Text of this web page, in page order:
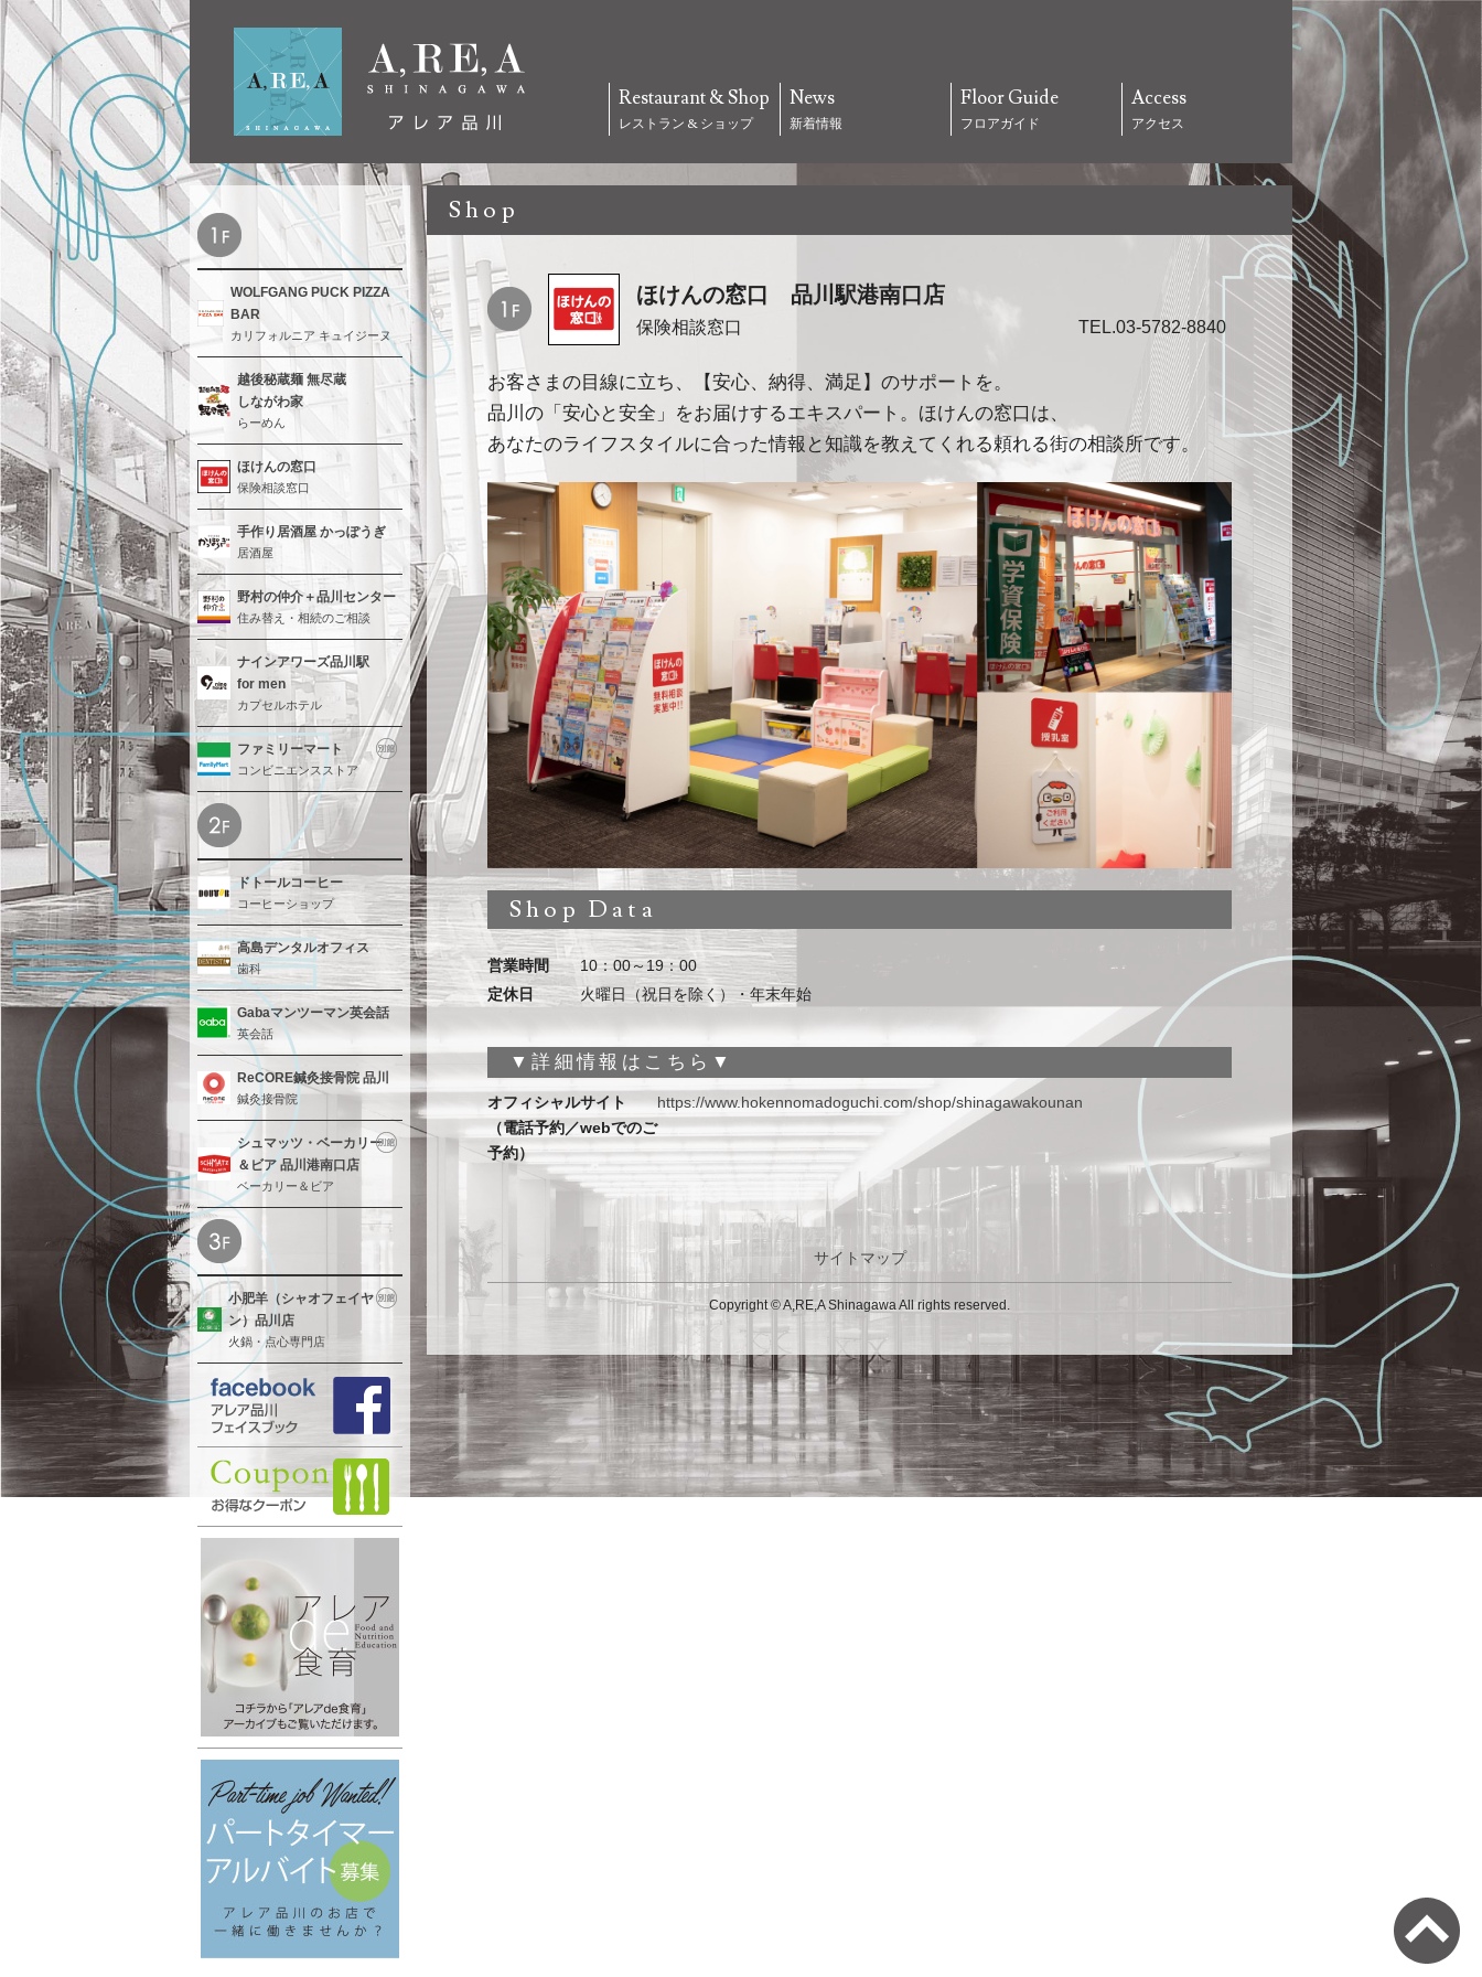
Restaurant & Shop
レストラン & ショップ
News
新着情報
Floor Guide
フロアガイド
Access
アクセス
Shop
ほけんの窓口 品川駅港南口店
保険相談窓口 TEL.03-5782-8840
お客さまの目線に立ち、【安心、納得、満足】のサポートを。
品川の「安心と安全」をお届けするエキスパート。ほけんの窓口は、
あなたのライフスタイルに合った情報と知識を教えてくれる頼れる街の相談所です。
Shop Data
営業時間
10：00～19：00
定休日
火曜日（祝日を除く）・年末年始
▼詳細情報はこちら▼
オフィシャルサイト
（電話予約／webでのご
予約）
https://www.hokennomadoguchi.com/shop/shinagawakounan
サイトマップ
Copyright © A,RE,A Shinagawa All rights reserved.
WOLFGANG PUCK PIZZA
BAR
カリフォルニア キュイジーヌ
越後秘蔵麺 無尽蔵
しながわ家
らーめん
ほけんの窓口
保険相談窓口
手作り居酒屋 かっぽうぎ
居酒屋
野村の仲介＋品川センター
住み替え・相続のご相談
ナインアワーズ品川駅
for men
カプセルホテル
ファミリーマート
コンビニエンスストア
ドトールコーヒー
コーヒーショップ
高島デンタルオフィス
歯科
Gabaマンツーマン英会話
英会話
ReCORE鍼灸接骨院 品川
鍼灸接骨院
シュマッツ・ベーカリー
＆ビア 品川港南口店
ベーカリー＆ビア
小肥羊（シャオフェイヤ
ン）品川店
火鍋・点心専門店